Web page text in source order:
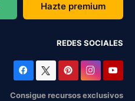
Hazte premium
REDES SOCIALES
Consigue recursos exclusivos